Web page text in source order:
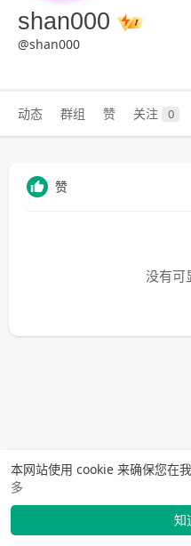
本网站使用 cookie 来确保您在
多
知
shan000
@shan000
动态 群组 赞 关注 0
赞
没有可